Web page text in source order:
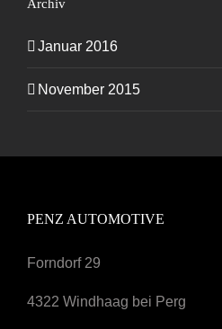
Archiv
Januar 2016
November 2015
PENZ AUTOMOTIVE
Forndorf 29
4322 Windhaag bei Perg